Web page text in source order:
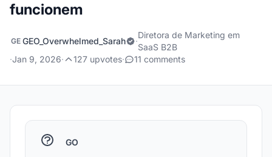
funcionem
GE GEO_Overwhelmed_Sarah ·
Diretora de Marketing em
SaaS B2B
·Jan 9, 2026· 127 upvotes· 11 comments
GO